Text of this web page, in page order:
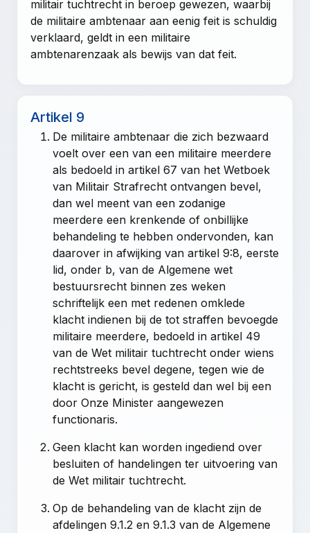
militair tuchtrecht in beroep gewezen, waarbij
de militaire ambtenaar aan eenig feit is schuldig
verklaard, geldt in een militaire
ambtenarenzaak als bewijs van dat feit.
Artikel 9
De militaire ambtenaar die zich bezwaard
voelt over een van een militaire meerdere
als bedoeld in artikel 67 van het Wetboek
van Militair Strafrecht ontvangen bevel,
dan wel meent van een zodanige
meerdere een krenkende of onbillijke
behandeling te hebben ondervonden, kan
daarover in afwijking vanartikel 9:8, eerste
lid, onder b, van de Algemene wet
bestuursrecht binnen zes weken
schriftelijk een met redenen omklede
klacht indienen bij de tot straffen bevoegde
militaire meerdere, bedoeld in artikel 49
van de Wet militair tuchtrecht onder wiens
rechtstreeks bevel degene, tegen wie de
klacht is gericht, is gesteld dan wel bij een
door Onze Minister aangewezen
functionaris.
Geen klacht kan worden ingediend over
besluiten of handelingen ter uitvoering van
de Wet militair tuchtrecht.
Op de behandeling van de klacht zijn de
afdelingen 9.1.2 en9.1.3 van de Algemene